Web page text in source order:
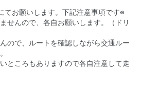
てお願いします。下記注意事項です※
せんので、各自お願いします。（ドリ
ので、ルートを確認しながら交通ルー
ところもありますので各自注意して走